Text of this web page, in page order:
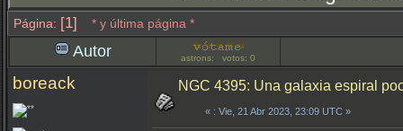
Página: [1] * y última página *
Autor astrons: votos: 0
boreack NGC 4395: Una galaxia espiral
« : Vie, 21 Abr 2023, 23:09 UTC »